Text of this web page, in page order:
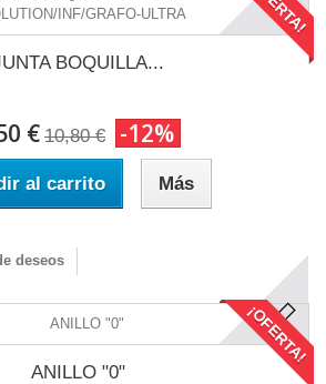
BOQUILLA...
€ 10,80 € -12%
al carrito Más
deseos
¡OFERTA!
ANILLO "0"